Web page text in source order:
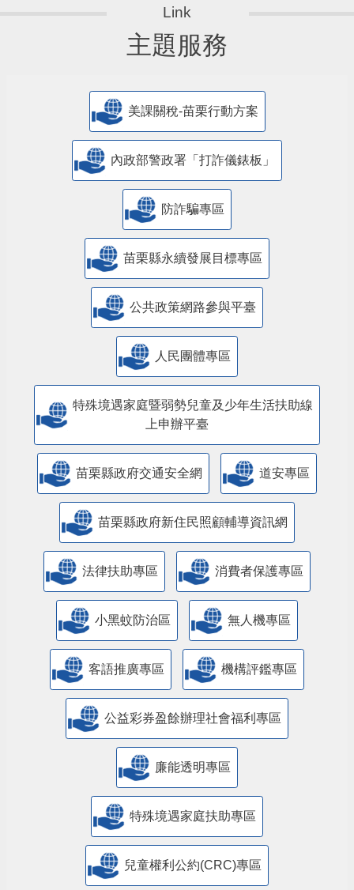
主題服務
美課關稅-苗栗行動方案
內政部警政署「打詐儀錶板」
防詐騙專區
苗栗縣永續發展目標專區
公共政策網路參與平臺
人民團體專區
特殊境遇家庭暨弱勢兒童及少年生活扶助線
上申辦平臺
苗栗縣政府交通安全網 道安專區
苗栗縣政府新住民照顧輔導資訊網
法律扶助專區 消費者保護專區
小黑蚊防治區 無人機專區
客語推廣專區 機構評鑑專區
公益彩券盈餘辦理社會福利專區
廉能透明專區
特殊境遇家庭扶助專區
兒童權利公約(CRC)專區